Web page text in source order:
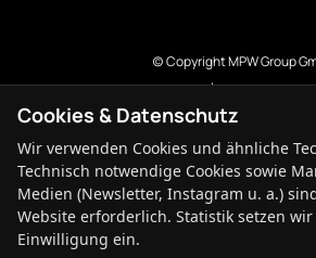
(c) Copyright MPW Group
Impressum
Datenschutzerklärung
AGB
Alle Rechte vorbehalten.
Cookies & Datenschutz
Wir verwenden Cookies und ähnliche
Technisch notwendige Cookies sowie
Medien (Newsletter, Instagram u. a.)
Website erforderlich. Statistik setzen
Einwilligung ein.